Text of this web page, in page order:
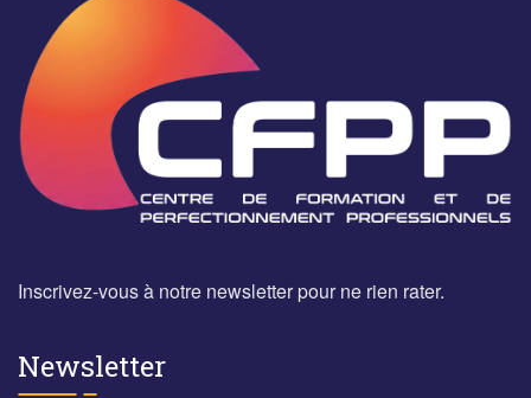
Inscrivez-vous à notre newsletter pour ne rien rater.
Newsletter